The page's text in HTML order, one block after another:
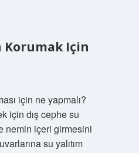
Korumak Için
için ne yapmalı?
için dış cephe su
nemin içeri girmesini
su yalıtım